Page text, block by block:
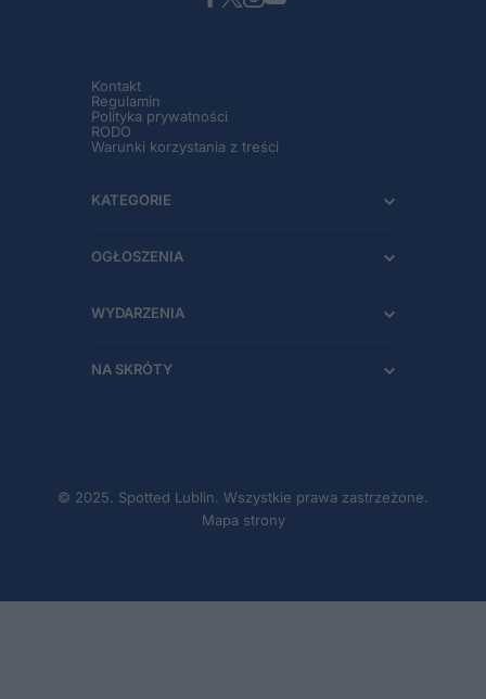
KATEGORIE
OGŁOSZENIA
WYDARZENIA
NA SKRÓTY
Kontakt
Regulamin
Polityka prywatności
RODO
Warunki korzystania z treści
© 2025. Spotted Lublin. Wszystkie prawa zastrzeżone.
Mapa strony